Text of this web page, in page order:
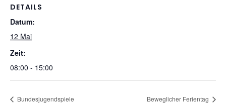
DETAILS
Datum:
12 Mai
Zeit:
08:00 - 15:00
Bundesjugendspiele Beweglicher Ferientag